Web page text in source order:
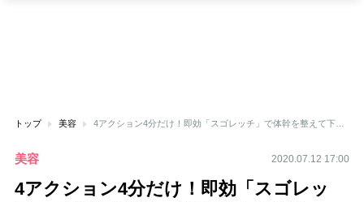
トップ 美容 4アクション4分だけ！即効「スゴレッチ」で体幹を整えて下半身太り解消
美容 2020.07.12 17:00
4アクション4分だけ！即効「スゴレッ